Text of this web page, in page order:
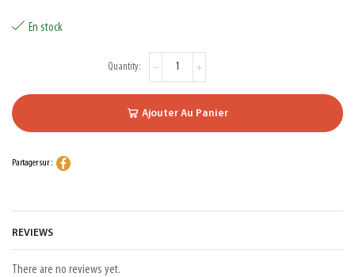
En stock
Ajouter Au Panier
Partager sur :
REVIEWS
There are no reviews yet.